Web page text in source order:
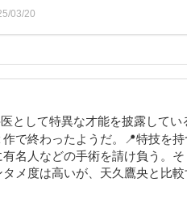
03/20
として特異な才能を披露してい
で終わったようだ。📍特技を
名人などの手術を請け負う。
メ度は高いが、天久鷹央と比